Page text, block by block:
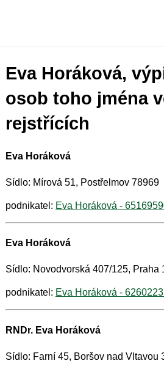
Eva Horáková,
osob toho jména
rejstřících
Eva Horáková
Sídlo: Mírová 51, Postřelmov 78969
podnikatel: Eva Horáková -
Eva Horáková
Sídlo: Novodvorská 407/125, Praha
podnikatel: Eva Horáková -
RNDr. Eva Horáková
Sídlo: Farní 45, Boršov nad Vltavou